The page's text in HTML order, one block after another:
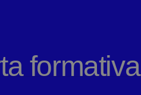
formativa